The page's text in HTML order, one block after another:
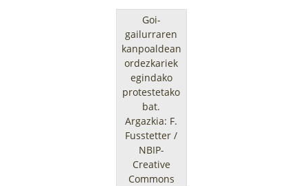
Goi-
gailurraren
kanpoaldean
ordezkariek
egindako
protestetako
bat.
Argazkia: F.
Fusstetter /
NBIP-
Creative
Commons